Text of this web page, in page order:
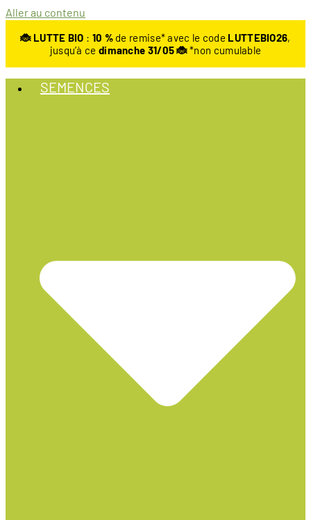
Aller au contenu
🐞 LUTTE BIO : 10 %de remise* avec le code LUTTEBIO26,
jusqu’à ce dimanche 31/05 🐞*non cumulable
SEMENCES